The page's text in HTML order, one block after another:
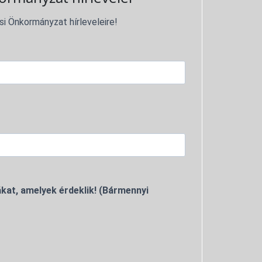
Önkormányzat hírleveleire!
amelyek érdeklik! (Bármennyi